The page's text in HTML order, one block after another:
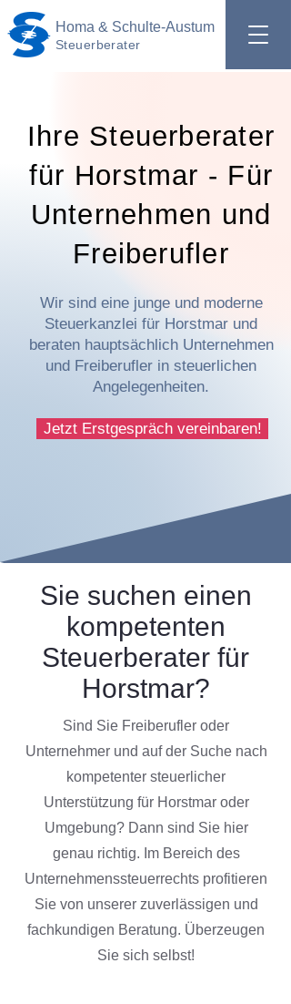
Homa & Schulte-Austum
Steuerberater
Ihre Steuerberater
für Horstmar - Für
Unternehmen und
Freiberufler
Wir sind eine junge und moderne
Steuerkanzlei für Horstmar und
beraten hauptsächlich Unternehmen
und Freiberufler in steuerlichen
Angelegenheiten.
Jetzt Erstgespräch vereinbaren!
Sie suchen einen
kompetenten
Steuerberater für
Horstmar?
Sind Sie Freiberufler oder
Unternehmer und auf der Suche nach
kompetenter steuerlicher
Unterstützung für Horstmar oder
Umgebung? Dann sind Sie hier
genau richtig. Im Bereich des
Unternehmenssteuerrechts profitieren
Sie von unserer zuverlässigen und
fachkundigen Beratung. Überzeugen
Sie sich selbst!